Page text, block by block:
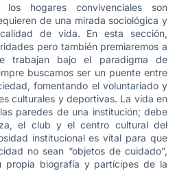
hogares convivenciales son
de una mirada sociológica y
de vida. En esta sección,
pero también premiaremos a
trabajan bajo el paradigma de
buscamos ser un puente entre
fomentando el voluntariado y
culturales y deportivas. La vida en
paredes de una institución; debe
el club y el centro cultural del
institucional es vital para que
no sean “objetos de cuidado”,
propia biografía y partícipes de la